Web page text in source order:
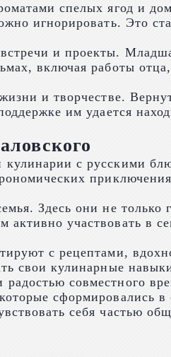
спелых ягод и
игнорировать. Это
и проекты.
включая работы
и творчестве.
им удается
с русскими
Здесь они не
участвовать в
с рецептами,
свои кулинарные
совместного
сформировались
себя частью